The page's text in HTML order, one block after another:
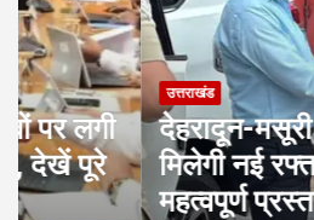
उत्तराखंड
देहरादून-मसूरी के
मिलेगी नई रफ्तार,
महत्वपूर्ण प्रस्तावों को